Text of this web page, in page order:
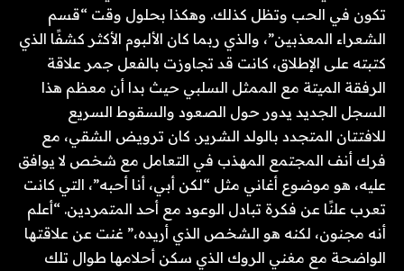
تكون في الحب وتظل كذلك. وهكذا بحلول وقت “قسم
الشعراء المعذبين”، والذي ربما كان الألبوم الأكثر كشفًا الذي
كتبته على الإطلاق، كانت قد تجاوزت بالفعل جمر علاقة
الرفقة الميتة مع الممثل السلبي حيث بدا أن معظم هذا
السجل الجديد يدور حول الصعود والسقوط السريع
للافتتان المتجدد بالولد الشرير. كان ترويض الشقي، مع
فرك أنف المجتمع المهذب في التعامل مع شخص لا يوافق
عليه، هو موضوع أغاني مثل “لكن أبي، أنا أحبه”، التي كانت
تعرب علنًا عن فكرة تبادل الوعود مع أحد المتمردين. “أعلم
أنه مجنون، لكنه هو الشخص الذي أريده،” غنت عن علاقتها
الواضحة مع مغني الروك الذي سكن أحلامها طوال تلك